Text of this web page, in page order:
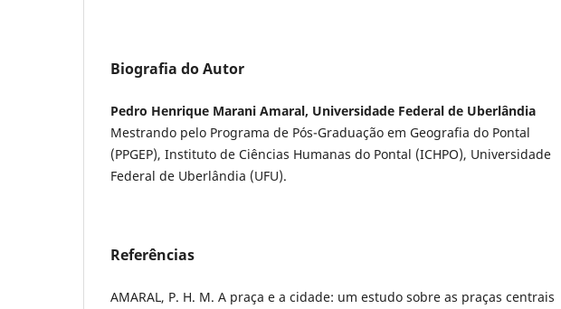
Biografia do Autor
Pedro Henrique Marani Amaral, Universidade Federal de Uberlândia
Mestrando pelo Programa de Pós-Graduação em Geografia do Pontal
(PPGEP), Instituto de Ciências Humanas do Pontal (ICHPO), Universidade
Federal de Uberlândia (UFU).
Referências
AMARAL, P. H. M. A praça e a cidade: um estudo sobre as praças centrais